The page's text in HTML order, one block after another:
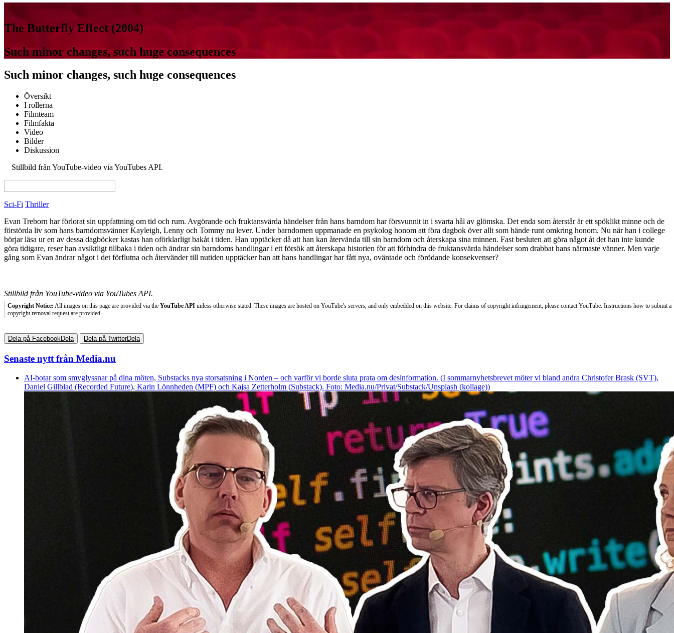
The Butterfly Effect (2004)
Such minor changes, such huge consequences
Such minor changes, such huge consequences
Översikt
I rollerna
Filmteam
Filmfakta
Video
Bilder
Diskussion
Stillbild från YouTube-video via YouTubes API.
Sci-Fi Thriller
Evan Treborn har förlorat sin uppfattning om tid och rum. Avgörande och fruktansvärda händelser från hans barndom har försvunnit in i svarta hål av glömska. Det enda som återstår är ett spöklikt minne och de
förstörda liv som hans barndomsvänner Kayleigh, Lenny och Tommy nu lever. Under barndomen uppmanade en psykolog honom att föra dagbok över allt som hände runt omkring honom. Nu när han i college
börjar läsa ur en av dessa dagböcker kastas han oförklarligt bakåt i tiden. Han upptäcker då att han kan återvända till sin barndom och återskapa sina minnen. Fast besluten att göra något åt det han inte kunde
göra tidigare, reser han avsiktligt tillbaka i tiden och ändrar sin barndoms handlingar i ett försök att återskapa historien för att förhindra de fruktansvärda händelser som drabbat hans närmaste vänner. Men varje
gång som Evan ändrar något i det förflutna och återvänder till nutiden upptäcker han att hans handlingar har fått nya, oväntade och förödande konsekvenser?
Stillbild från YouTube-video via YouTubes API.
Copyright Notice: All images on this page are provided via the YouTube API unless otherwise stated. These images are hosted on YouTube's servers, and only embedded on this website. For claims of copyright infringement, please contact YouTube. Instructions how to submit a
copyright removal request are provided
.
Dela på Facebook Dela Dela på TwitterDela
Senaste nytt från Media.nu
AI-botar som smyglyssnar på dina möten, Substacks nya storsatsning i Norden – och varför vi borde sluta prata om desinformation. (I sommarnyhetsbrevet möter vi bland andra Christofer Brask (SVT),
Daniel Gillblad (Recorded Future), Karin Lönnheden (MPF) och Kajsa Zetterholm (Substack). Foto: Media.nu/Privat/Substack/Unsplash (kollage))